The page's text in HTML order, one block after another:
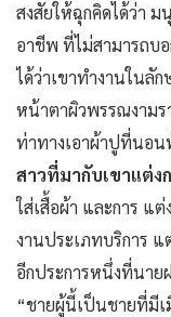
สงสัยให้ฉุกคิดได้ว่า
อาชีพ ที่ไม่สามารถบ
ได้ว่าเขาทำงานในลั
หน้าตาผิวพรรณงามร
ท่าทางเอาผ้าปูที่นอน
สาวที่มากับเขาแต่ง
ใส่เสื้อผ้า และการ แ
งานประเภทบริการ แ
อีกประการหนึ่งที่นาย
“ชายผู้นี้เป็นชายที่มีเ